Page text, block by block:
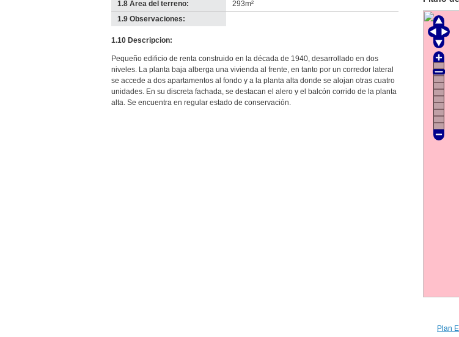
1.8 Área del terreno:
293m²
1.9 Observaciones:
1.10 Descripcion:
Pequeño edificio de renta construido en la década de 1940, desarrollado en dos
niveles. La planta baja alberga una vivienda al frente, en tanto por un corredor lateral
se accede a dos apartamentos al fondo y a la planta alta donde se alojan otras cuatro
unidades. En su discreta fachada, se destacan el alero y el balcón corrido de la planta
alta. Se encuentra en regular estado de conservación.
Plan